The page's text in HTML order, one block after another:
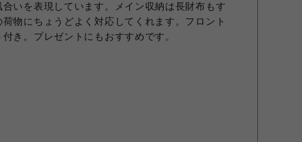
いを表現しています。メイン収納は長財布もす
物にちょうどよく対応してくれます。フロント
き。プレゼントにもおすすめです。